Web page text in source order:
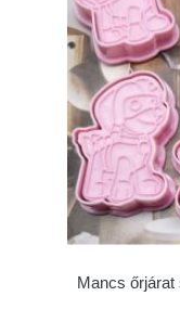
Mancs